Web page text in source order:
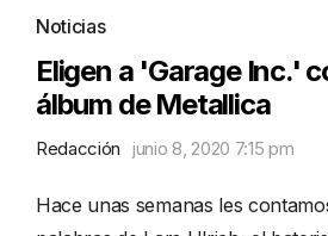
Noticias
Eligen a 'Garage Inc.'
álbum de Metallica
Redacción junio 8, 2020 7:15 pm
Hace unas semanas les